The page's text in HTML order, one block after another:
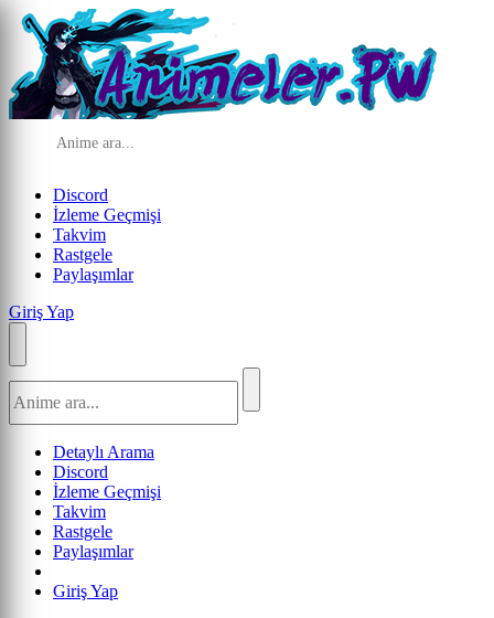
Discord
İzleme Geçmişi
Takvim
Rastgele
Paylaşımlar
Giriş Yap
Detaylı Arama
Discord
İzleme Geçmişi
Takvim
Rastgele
Paylaşımlar
Giriş Yap